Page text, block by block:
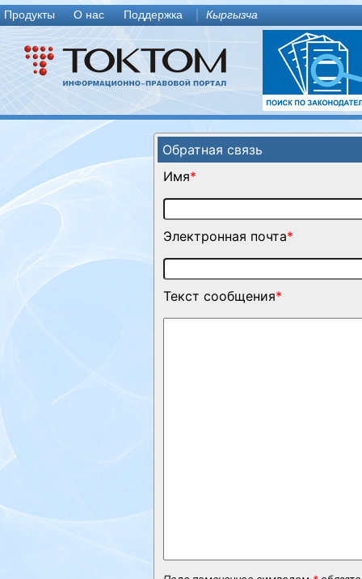
Продукты О нас Поддержка Кыргызча
Обратная связь
Имя*
Электронная почта*
Текст сообщения*